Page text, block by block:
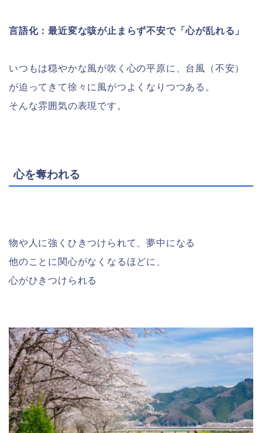
言語化：最近変な咳が止まらず不安で「心が乱れる」
いつもは穏やかな風が吹く心の平原に、台風（不安）
が迫ってきて徐々に風がつよくなりつつある。
そんな雰囲気の表現です。
心を奪われる
物や人に強くひきつけられて、夢中になる
他のことに関心がなくなるほどに、
心がひきつけられる